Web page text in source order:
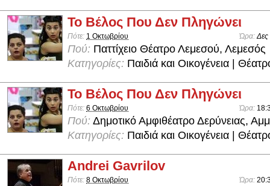
Το Βέλος Που Δεν Πληγώνει
Πότε: 1 Οκτωβρίου Ώρα: Δες
Πού: Παττίχειο Θέατρο Λεμεσού, Λεμεσός
Κατηγορίες: Παιδιά και Οικογένεια |
Το Βέλος Που Δεν Πληγώνει
Πότε: 6 Οκτωβρίου Ώρα:
Πού: Δημοτικό Αμφιθέατρο Δερύνειας,
Κατηγορίες: Παιδιά και Οικογένεια |
Andrei Gavrilov
Πότε: 8 Οκτωβρίου Ώρα: